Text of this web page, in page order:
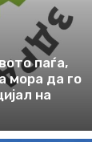
паѓа,
мора да го
на